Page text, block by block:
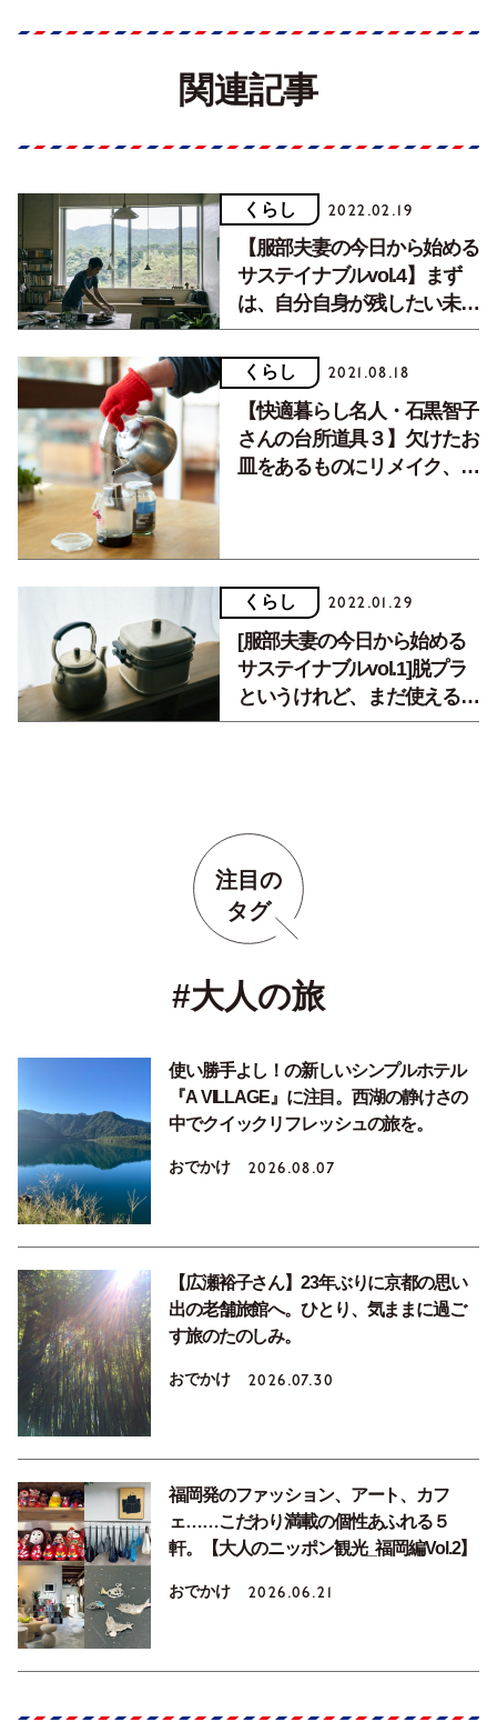
関連記事
くらし 2022.02.19
【服部夫妻の今日から始める
サステイナブルvol.4】まず
は、自分自身が残したい未来
の姿について考える
くらし 2021.08.18
【快適暮らし名人・石黒智子
さんの台所道具３】欠けたお
皿をあるものにリメイク、そ
くらし 2022.01.29
[服部夫妻の今日から始める
サステイナブルvol.1]脱プラ
というけれど、まだ使えるも
のはどうする？
注目の
タグ
#大人の旅
使い勝手よし！の新しいシンプルホテル
『A VILLAGE』に注目。西湖の静けさの
中でクイックリフレッシュの旅を。
おでかけ 2026.08.07
【広瀬裕子さん】23年ぶりに京都の思い
出の老舗旅館へ。ひとり、気ままに過ご
す旅のたのしみ。
おでかけ 2026.07.30
福岡発のファッション、アート、カフ
ェ……こだわり満載の個性あふれる５
軒。【大人のニッポン観光_福岡編Vol.2】
おでかけ 2026.06.21